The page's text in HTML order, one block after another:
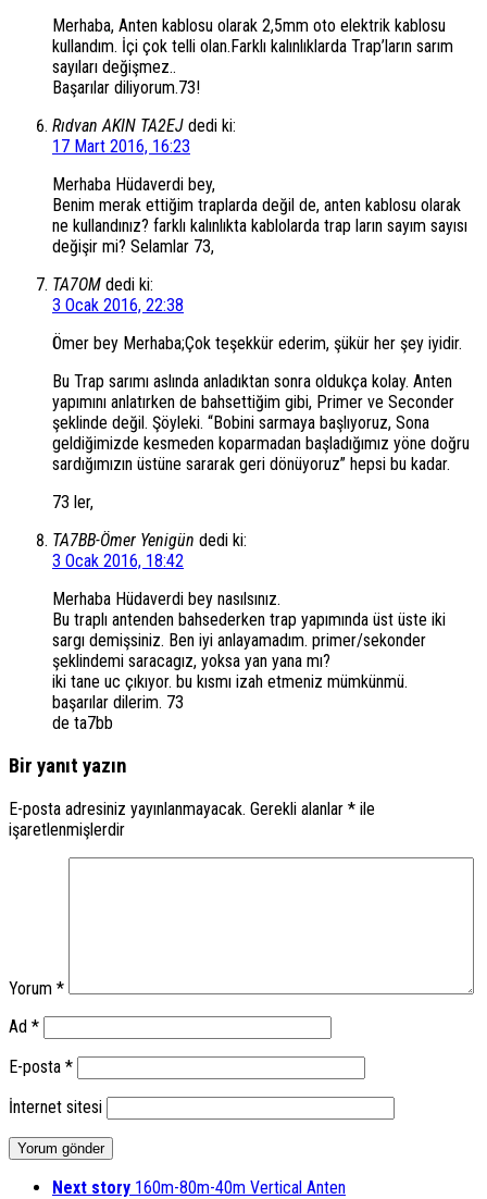
Merhaba, Anten kablosu olarak 2,5mm oto elektrik kablosu
kullandım. İçi çok telli olan.Farklı kalınlıklarda Trap’ların sarım
sayıları değişmez..
Başarılar diliyorum.73!
Rıdvan AKIN TA2EJ dedi ki:
17 Mart 2016, 16:23
Merhaba Hüdaverdi bey,
Benim merak ettiğim traplarda değil de, anten kablosu olarak
ne kullandınız? farklı kalınlıkta kablolarda trap ların sayım sayısı
değişir mi? Selamlar 73,
TA7OM dedi ki:
3 Ocak 2016, 22:38
Ömer bey Merhaba;Çok teşekkür ederim, şükür her şey iyidir.
Bu Trap sarımı aslında anladıktan sonra oldukça kolay. Anten
yapımını anlatırken de bahsettiğim gibi, Primer ve Seconder
şeklinde değil. Şöyleki. “Bobini sarmaya başlıyoruz, Sona
geldiğimizde kesmeden koparmadan başladığımız yöne doğru
sardığımızın üstüne sararak geri dönüyoruz” hepsi bu kadar.
73 ler,
TA7BB-Ömer Yenigün dedi ki:
3 Ocak 2016, 18:42
Merhaba Hüdaverdi bey nasılsınız.
Bu traplı antenden bahsederken trap yapımında üst üste iki
sargı demişsiniz. Ben iyi anlayamadım. primer/sekonder
şeklindemi saracagız, yoksa yan yana mı?
iki tane uc çıkıyor. bu kısmı izah etmeniz mümkünmü.
başarılar dilerim. 73
de ta7bb
Bir yanıt yazın
E-posta adresiniz yayınlanmayacak. Gerekli alanlar * ile
işaretlenmişlerdir
Yorum *
Ad *
E-posta *
İnternet sitesi
Next story 160m-80m-40m Vertical Anten